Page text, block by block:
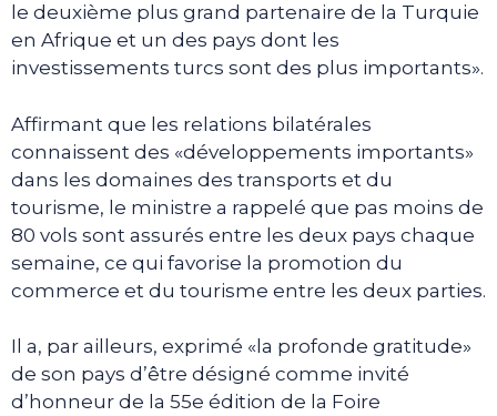
le deuxième plus grand partenaire de la Turquie
en Afrique et un des pays dont les
investissements turcs sont des plus importants».
Affirmant que les relations bilatérales
connaissent des «développements importants»
dans les domaines des transports et du
tourisme, le ministre a rappelé que pas moins de
80 vols sont assurés entre les deux pays chaque
semaine, ce qui favorise la promotion du
commerce et du tourisme entre les deux parties.
Il a, par ailleurs, exprimé «la profonde gratitude»
de son pays d’être désigné comme invité
d’honneur de la 55e édition de la Foire